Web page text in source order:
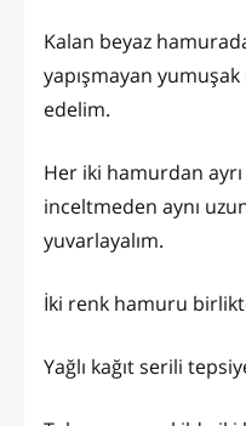
Kalan beyaz
yapışmayan
edelim.
Her iki hamurdan
inceltmeden aynı
yuvarlayalım.
İki renk hamuru
Yağlı kağıt serili